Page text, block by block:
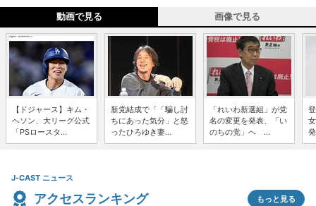
動画で見る 画像で見る
【ドジャース】キム・
ヘソン、大リーグ公式
「PSロースタ...
新党結成で「「騙し討
ちにあった気分」と怒
ったひろゆき妻...
「れいわ新選組」が党
名の変更を発表、「い
のちの党」へ ...
J-CAST ニュース
アクセスランキング もっと見る